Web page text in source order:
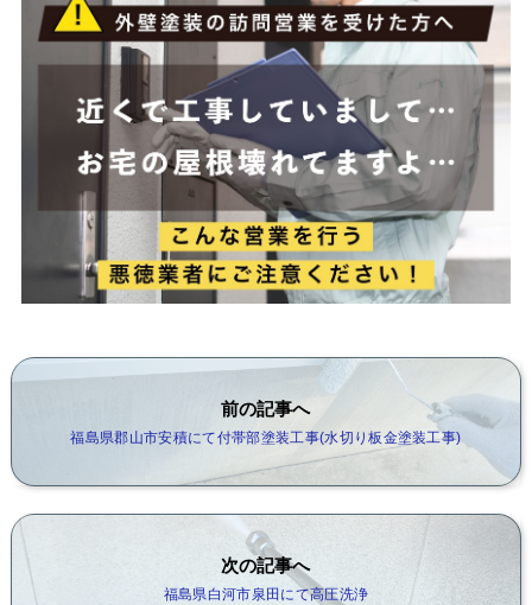
前の記事へ
福島県郡山市安積にて付帯部塗装工事(水切り板金塗装工事)
次の記事へ
福島県白河市泉田にて高圧洗浄